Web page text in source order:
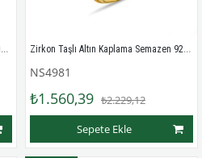
Zirkon Taşlı Roz Kaplama Semazen Gümüş Bayan Yüzük Zirkon Taşlı Altın Kaplama Semazen 925 Ayar Gümüş Bayan Yüzük
NS4981
₺1.560,39 ₺2.229,12
Sepete Ekle